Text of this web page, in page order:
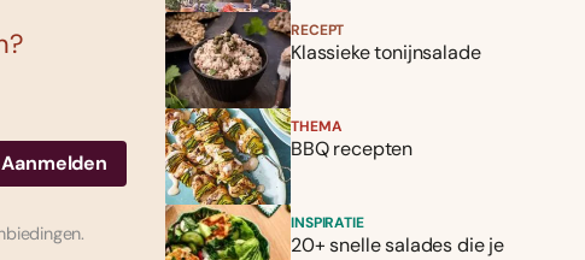
RECEPT
Klassieke tonijnsalade
THEMA
BBQ recepten
INSPIRATIE
20+ snelle salades die je